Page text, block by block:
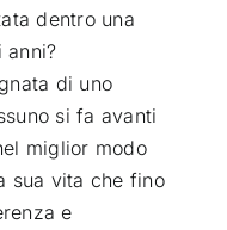
dentro una
di uno
si fa avanti
miglior modo
sua vita che fino
e